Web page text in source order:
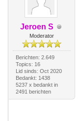
Jeroen S
Moderator
Berichten: 2.649
Topics: 16
Lid sinds: Oct 2020
Bedankt: 1438
5237 x bedankt in
2491 berichten